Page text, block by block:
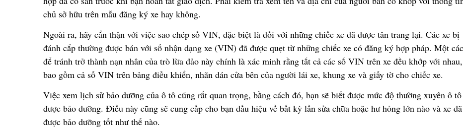
chủ sở hữu trên mẫu đăng ký xe hay không.
Ngoài ra, hãy cẩn thận với việc sao chép số VIN, đặc biệt là đối với những chiếc xe đã được tân trang lại. Các xe bị
đánh cắp thường được bán với số nhận dạng xe (VIN) đã được quẹt từnhững chiếc xe có đăng ký hợp pháp. Một
để tránh trở thành nạn nhân của trò lừa đảo này chính là xác minh rằng tất cả các số VIN trên xe đều khớp với nhau,
bao gồm cả số VIN trên bảng điều khiển, nhãn dán cửa bên của người lái xe, khung xe và giấy tờ cho chiếc xe.
Việc xem lịch sửbảo dưỡng của ô tô cũng rất quan trọng, bằng cách đó, bạn sẽ biết được mức độ thường xuyên ô tô
được bảo dưỡng. Điều này cũng sẽ cung cấp cho bạn dấu hiệu về bất kỳ lần sửa chữa hoặc hưhỏng lớn nào và xe đã
được bảo dưỡng tốt nhưthế nào.